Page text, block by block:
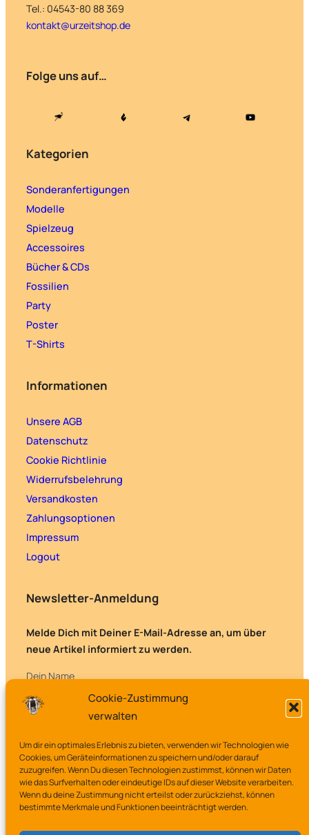
Cookie-Zustimmung
verwalten
Um dir ein optimales Erlebnis zu bieten, verwenden wir Technologien wie
Cookies, um Geräteinformationen zu speichern und/oder darauf
zuzugreifen. Wenn Du diesen Technologien zustimmst, können wir Daten
wie das Surfverhalten oder eindeutige IDs auf dieser Website verarbeiten.
Wenn du deine Zustimmung nicht erteilst oder zurückziehst, können
bestimmte Merkmale und Funktionen beeinträchtigt werden.
Tel.: 04543-80 88 369
kontakt@urzeitshop.de
Folge uns auf…
Kategorien
Sonderanfertigungen
Modelle
Spielzeug
Accessoires
Bücher & CDs
Fossilien
Party
Poster
T-Shirts
Informationen
Unsere AGB
Datenschutz
Cookie Richtlinie
Widerrufsbelehrung
Versandkosten
Zahlungsoptionen
Impressum
Logout
Newsletter-Anmeldung
Melde Dich mit Deiner E-Mail-Adresse an, um über
neue Artikel informiert zu werden.
Dein Name